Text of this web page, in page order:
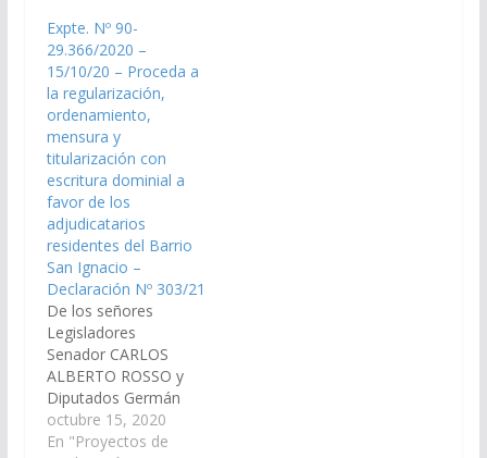
brevedad posible, la
regularización,
ordenamiento,
mensura y
titularización con
escritura dominial, a
favor de los habitantes
adjudicatarios y
residentes de los Lotes
Fiscales de las zonas…
Expte. Nº 90-
29.366/2020 –
15/10/20 – Proceda a
la regularización,
ordenamiento,
mensura y
titularización con
escritura dominial a
favor de los
adjudicatarios
residentes del Barrio
San Ignacio –
Declaración Nº 303/21
De los señores
Legisladores
Senador CARLOS
ALBERTO ROSSO y
Diputados Germán
Ralle y Daniel Segura,
viendo con agrado que
octubre 15, 2020
En "Proyectos de